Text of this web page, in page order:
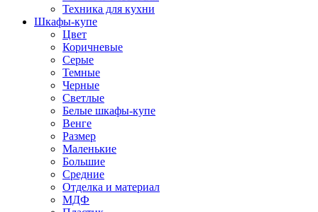
Техника для кухни
Шкафы-купе
Цвет
Коричневые
Серые
Темные
Черные
Светлые
Белые шкафы-купе
Венге
Размер
Маленькие
Большие
Средние
Отделка и материал
МДФ